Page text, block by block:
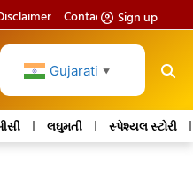
Contact usSign up
Gujarati ▼
લઘુમતી સ્પેશ્યલ સ્ટોરી